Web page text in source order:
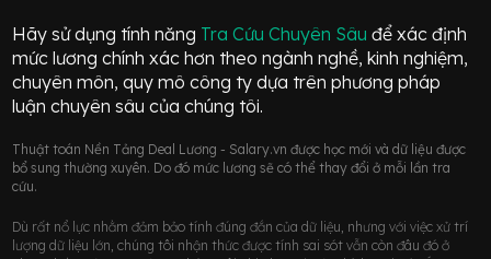
Hãy sử dụng tính năng Tra Cứu Chuyên Sâuđể xác định
mức lương chính xác hơn theo ngành nghề, kinh nghiệm,
chuyên môn, quy mô công ty dựa trên phương pháp
luận chuyên sâu của chúng tôi.
Thuật toán Nền Tảng Deal Lương - Salary.vn được học mới và dữ liệu được
bổ sung thường xuyên. Do đó mức lương sẽ có thể thay đổi ở mỗi lần tra
cứu.
Dù rất nổ lực nhằm đảm bảo tính đúng đắn của dữ liệu, nhưng với việc xử trí
lượng dữ liệu lớn, chúng tôi nhận thức được tính sai sót vẫn còn đâu đó ở